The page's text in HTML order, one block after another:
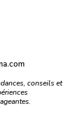
conseils et